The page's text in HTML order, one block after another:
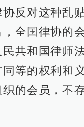
反对这种乱
全国律协的
共和国律师
等的权利和
的会员，不